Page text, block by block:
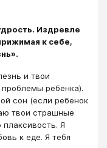
Издревле
к себе,
и твои
ребенка).
сон (если ребенок
твои страшные
Я
к еде. Я тебя